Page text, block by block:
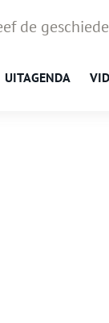
de
UITAGENDA